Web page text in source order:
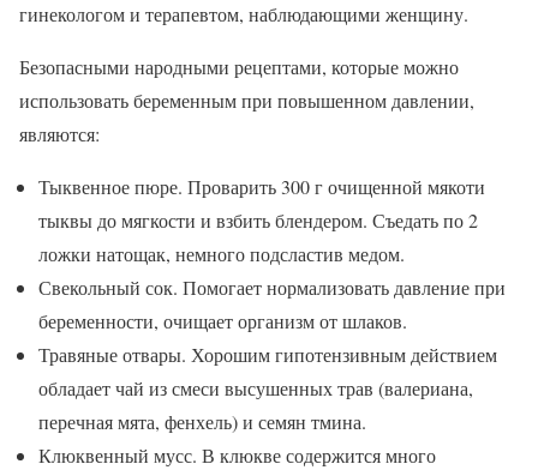
гинекологом и терапевтом, наблюдающими женщину.
Безопасными народными рецептами, которые можно
использовать беременным при повышенном давлении,
являются:
Тыквенное пюре. Проварить 300 г очищенной мякоти
тыквы до мягкости и взбить блендером. Съедать по 2
ложки натощак, немного подсластив медом.
Свекольный сок. Помогает нормализовать давление при
беременности, очищает организм от шлаков.
Травяные отвары. Хорошим гипотензивным действием
обладает чай из смеси высушенных трав (валериана,
перечная мята, фенхель) и семян тмина.
Клюквенный мусс. В клюкве содержится много